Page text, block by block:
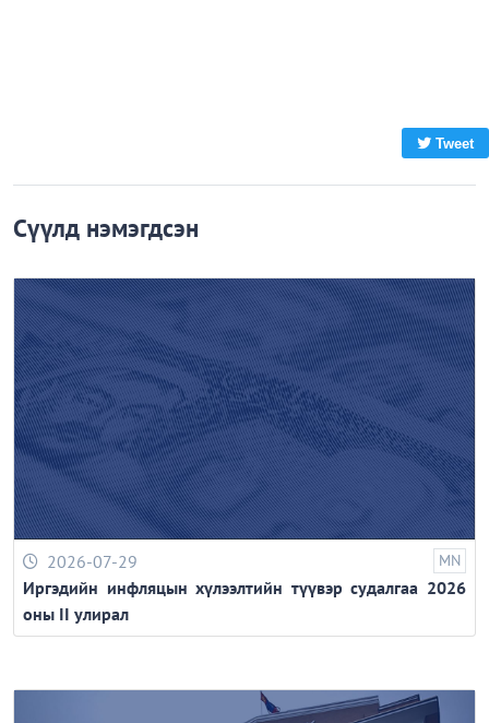
Tweet
Сүүлд нэмэгдсэн
2026-07-29 MN
Иргэдийн инфляцын хүлээлтийн түүвэр судалгаа 2026
оны II улирал